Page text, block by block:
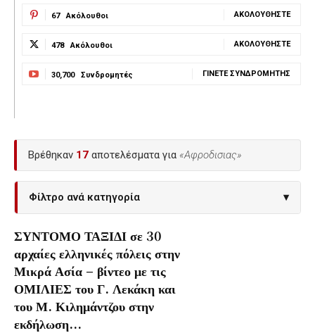
Βρέθηκαν 17 αποτελέσματα για «Αφροδισιας»
Φίλτρο ανά κατηγορία ▾
ΣΥΝΤΟΜΟ ΤΑΞΙΔΙ σε 30
αρχαίες ελληνικές πόλεις στην
Μικρά Ασία – βίντεο με τις
ΟΜΙΛΙΕΣ του Γ. Λεκάκη και
του Μ. Κιλημάντζου στην
εκδήλωση...
67 Ακόλουθοι ΑΚΟΛΟΥΘΉΣΤΕ
478 Ακόλουθοι ΑΚΟΛΟΥΘΉΣΤΕ
30,700 Συνδρομητές ΓΊΝΕΤΕ ΣΥΝΔΡΟΜΗΤΉΣ